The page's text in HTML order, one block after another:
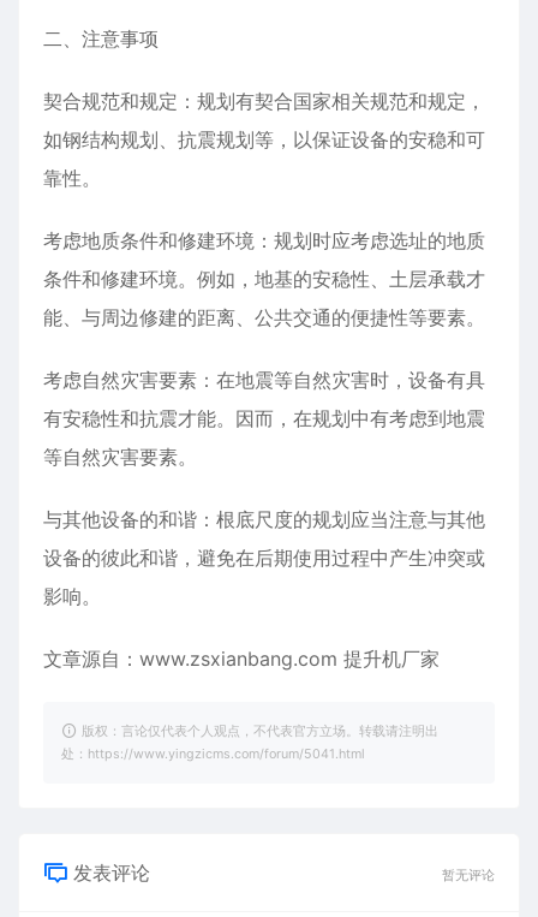
二、注意事项
契合规范和规定：规划有契合国家相关规范和规定，
如钢结构规划、抗震规划等，以保证设备的安稳和可
靠性。
考虑地质条件和修建环境：规划时应考虑选址的地质
条件和修建环境。例如，地基的安稳性、土层承载才
能、与周边修建的距离、公共交通的便捷性等要素。
考虑自然灾害要素：在地震等自然灾害时，设备有具
有安稳性和抗震才能。因而，在规划中有考虑到地震
等自然灾害要素。
与其他设备的和谐：根底尺度的规划应当注意与其他
设备的彼此和谐，避免在后期使用过程中产生冲突或
影响。
文章源自： www.zsxianbang.com 提升机厂家
版权：言论仅代表个人观点，不代表官方立场。转载请注明出
处：https://www.yingzicms.com/forum/5041.html
发表评论 暂无评论